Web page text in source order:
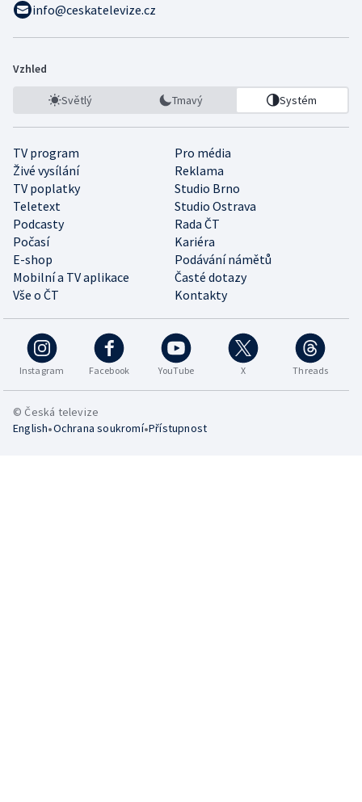
info@ceskatelevize.cz
Vzhled
Světlý Tmavý Systém
TV program
Pro média
Živé vysílání
Reklama
TV poplatky
Studio Brno
Teletext
Studio Ostrava
Podcasty
Rada ČT
Počasí
Kariéra
E-shop
Podávání námětů
Mobilní a TV aplikace
Časté dotazy
Vše o ČT
Kontakty
Instagram Facebook YouTube X Threads
© Česká televize
English•Ochrana soukromí•Přístupnost